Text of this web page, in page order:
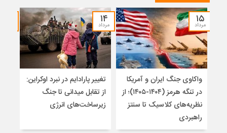
۱۵
مرداد
واکاوی جنگ ایران و آمریکا
در تنگه هرمز (۱۴۰۴-۱۴۰۵)؛ از
نظریه‌های کلاسیک تا سنتز
راهبردی
۱۴
مرداد
تغییر پارادایم در نبرد اوکراین:
از تقابل میدانی تا جنگ
زیرساخت‌های انرژی